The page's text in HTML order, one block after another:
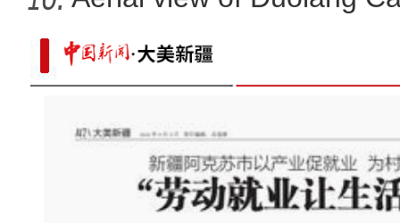
新疆：严格落实首